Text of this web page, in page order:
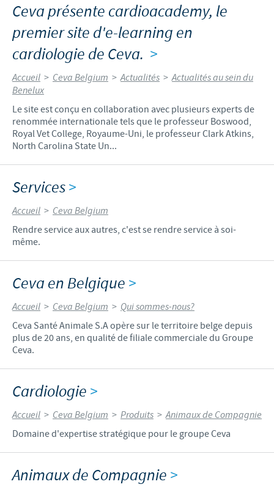
Ceva présente cardioacademy, le
premier site d'e-learning en
cardiologie de Ceva. >
Accueil > Ceva Belgium > Actualités > Actualités au sein du
Benelux
Le site est conçu en collaboration avec plusieurs experts de
renommée internationale tels que le professeur Boswood,
Royal Vet College, Royaume-Uni, le professeur Clark Atkins,
North Carolina State Un...
Services>
Accueil > Ceva Belgium
Rendre service aux autres, c'est se rendre service à soi-
même.
Ceva en Belgique >
Accueil > Ceva Belgium > Qui sommes-nous?
Ceva Santé Animale S.A opère sur le territoire belge depuis
plus de 20 ans, en qualité de filiale commerciale du Groupe
Ceva.
Cardiologie >
Accueil > Ceva Belgium > Produits > Animaux de Compagnie
Domaine d'expertise stratégique pour le groupe Ceva
Animaux de Compagnie >